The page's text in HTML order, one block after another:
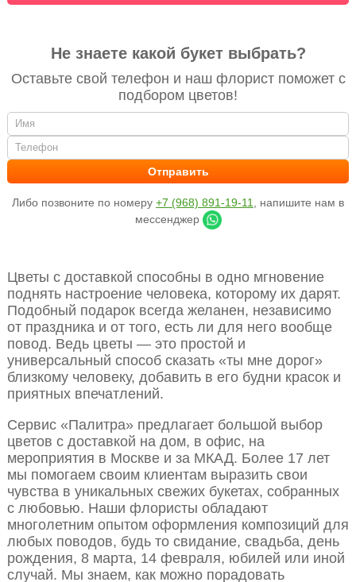
Не знаете какой букет выбрать?
Оставьте свой телефон и наш флорист поможет с
подбором цветов!
Либо позвоните по номеру +7 (968) 891-19-11
, напишите нам в
мессенджер
Цветы с доставкой способны в одно мгновение
поднять настроение человека, которому их дарят.
Подобный подарок всегда желанен, независимо
от праздника и от того, есть ли для него вообще
повод. Ведь цветы — это простой и
универсальный способ сказать «ты мне дорог»
близкому человеку, добавить в его будни красок и
приятных впечатлений.
Сервис «Палитра» предлагает большой выбор
цветов с доставкой на дом, в офис, на
мероприятия в Москве и за МКАД. Более 17 лет
мы помогаем своим клиентам выразить свои
чувства в уникальных свежих букетах, собранных
с любовью. Наши флористы обладают
многолетним опытом оформления композиций для
любых поводов, будь то свидание, свадьба, день
рождения, 8 марта, 14 февраля, юбилей или иной
случай. Мы знаем, как можно порадовать